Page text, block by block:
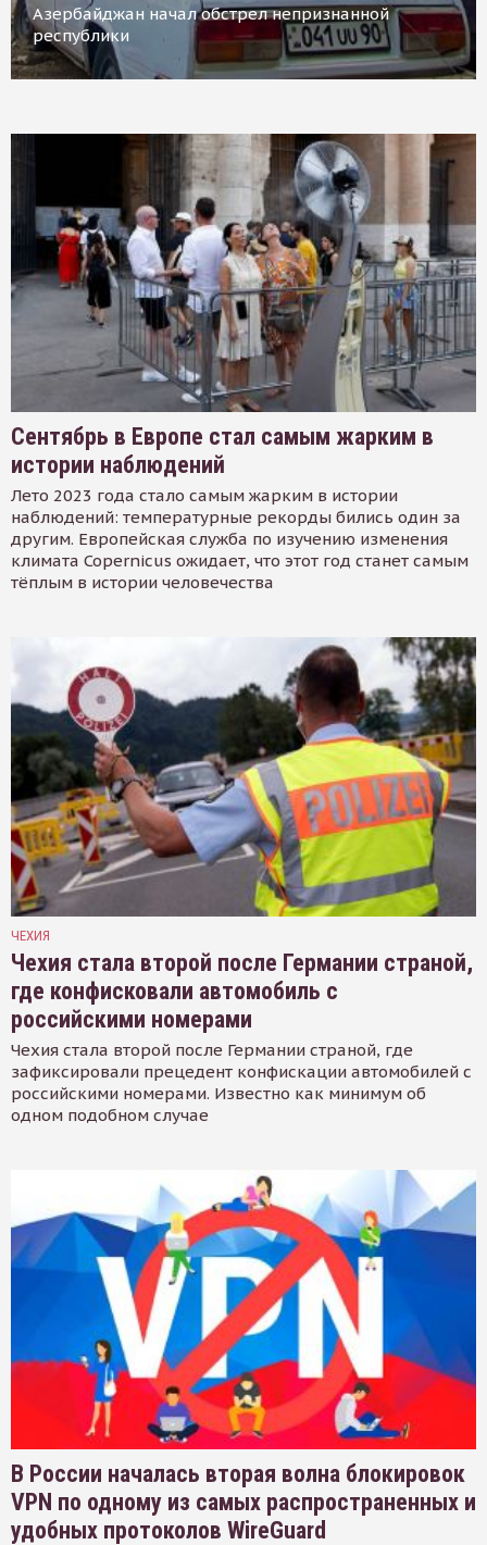
Азербайджан начал обстрел непризнанной
республики
Сентябрь в Европе стал самым жарким в
истории наблюдений
Лето 2023 года стало самым жарким в истории
наблюдений: температурные рекорды бились один за
другим. Европейская служба по изучению изменения
климата Copernicus ожидает, что этот год станет самым
тёплым в истории человечества
ЧЕХИЯ
Чехия стала второй после Германии страной,
где конфисковали автомобиль с
российскими номерами
Чехия стала второй после Германии страной, где
зафиксировали прецедент конфискации автомобилей с
российскими номерами. Известно как минимум об
одном подобном случае
В России началась вторая волна блокировок
VPN по одному из самых распространенных и
удобных протоколов WireGuard